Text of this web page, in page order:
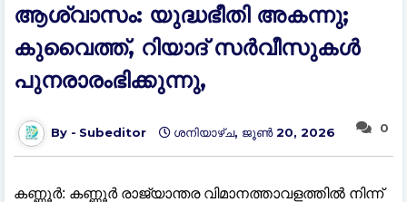
ആശ്വാസം: യുദ്ധഭീതി അകന്നു;
കുവൈത്ത്, റിയാദ് സര്‍വീസുകള്‍
പുനരാരംഭിക്കുന്നു,
0
Subeditor ശനിയാഴ്‌ച, ജൂൺ 20, 2026
കണ്ണൂര്‍: കണ്ണൂര്‍ രാജ്യാന്തര വിമാനത്താവളത്തില്‍ നിന്ന്